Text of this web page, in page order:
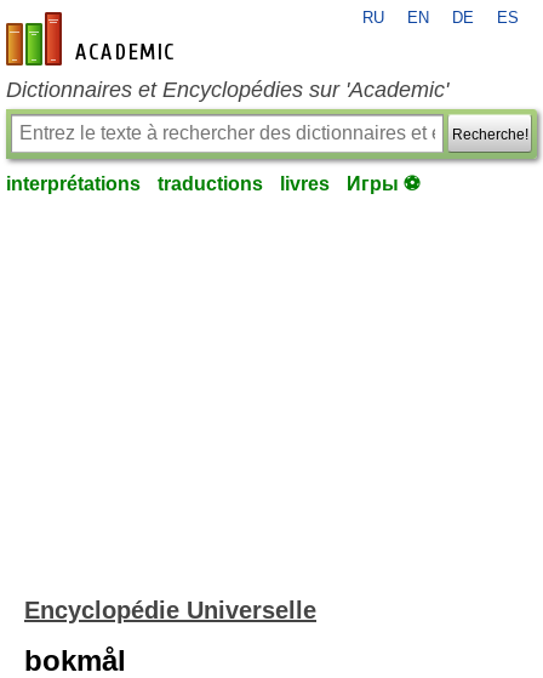
fr-academic.com
RU EN DE ES
Dictionnaires et Encyclopédies sur 'Academic'
Recherche!
interprétations traductions livres Игры ⚽
Encyclopédie Universelle
bokmål